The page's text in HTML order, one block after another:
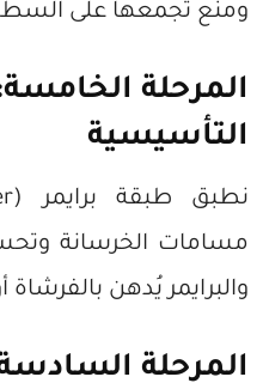
ومنع تجمعها على
المرحلة
التأسيسية
مسامات الخرسانة
والبرايمر يُدهن
المرحلة